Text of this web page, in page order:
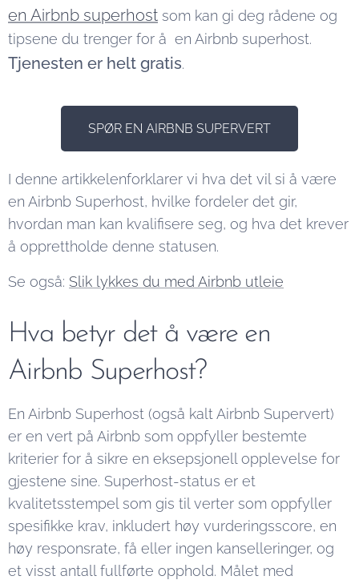
en Airbnb superhost som kan gi deg rådene og
tipsene du trenger for å en Airbnb superhost.
Tjenesten er helt gratis.
SPØR EN AIRBNB SUPERVERT
I denne artikkelenforklarer vi hva det vil si å være
en Airbnb Superhost, hvilke fordeler det gir,
hvordan man kan kvalifisere seg, og hva det krever
å opprettholde denne statusen.
Se også: Slik lykkes du med Airbnb utleie
Hva betyr det å være en
Airbnb Superhost?
En Airbnb Superhost (også kalt Airbnb Supervert)
er en vert på Airbnb som oppfyller bestemte
kriterier for å sikre en eksepsjonell opplevelse for
gjestene sine. Superhost-status er et
kvalitetsstempel som gis til verter som oppfyller
spesifikke krav, inkludert høy vurderingsscore, en
høy responsrate, få eller ingen kanselleringer, og
et visst antall fullførte opphold. Målet med